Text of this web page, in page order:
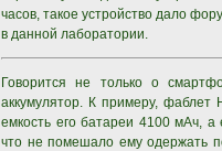
часов, такое устройство дало
в данной лаборатории.
Говорится не только о
аккумулятор. К примеру,
емкость его батареи 4100 мАч, а
что не помешало ему одержать